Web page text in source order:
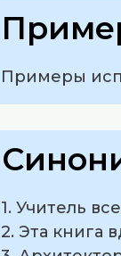
Примеры
1. Учитель
2. Эта книга